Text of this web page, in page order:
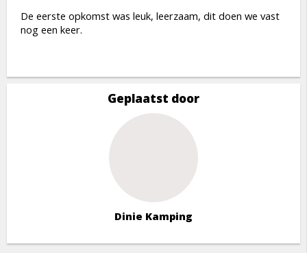
De eerste opkomst was leuk, leerzaam, dit doen we vast
nog een keer.
Geplaatst door
Dinie Kamping